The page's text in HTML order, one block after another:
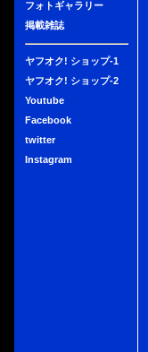
フォトギャラリー
掲載雑誌
ヤフオク! ショップ-1
ヤフオク! ショップ-2
Youtube
Facebook
twitter
Instagram